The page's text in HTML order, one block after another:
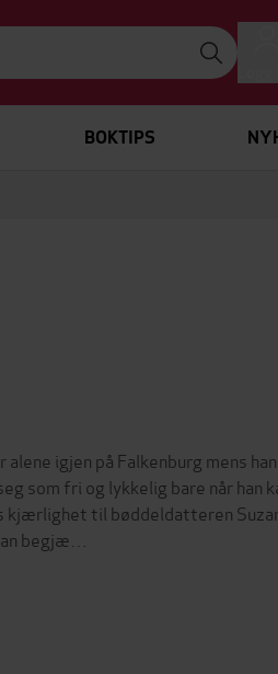
BOKTIPS
igjen på Falkenburg mens
som fri og lykkelig bare når han
kjærlighet til bøddeldatteren
begjæ…